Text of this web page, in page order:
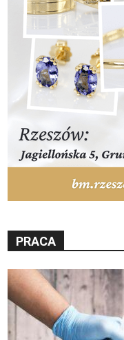
PRACA